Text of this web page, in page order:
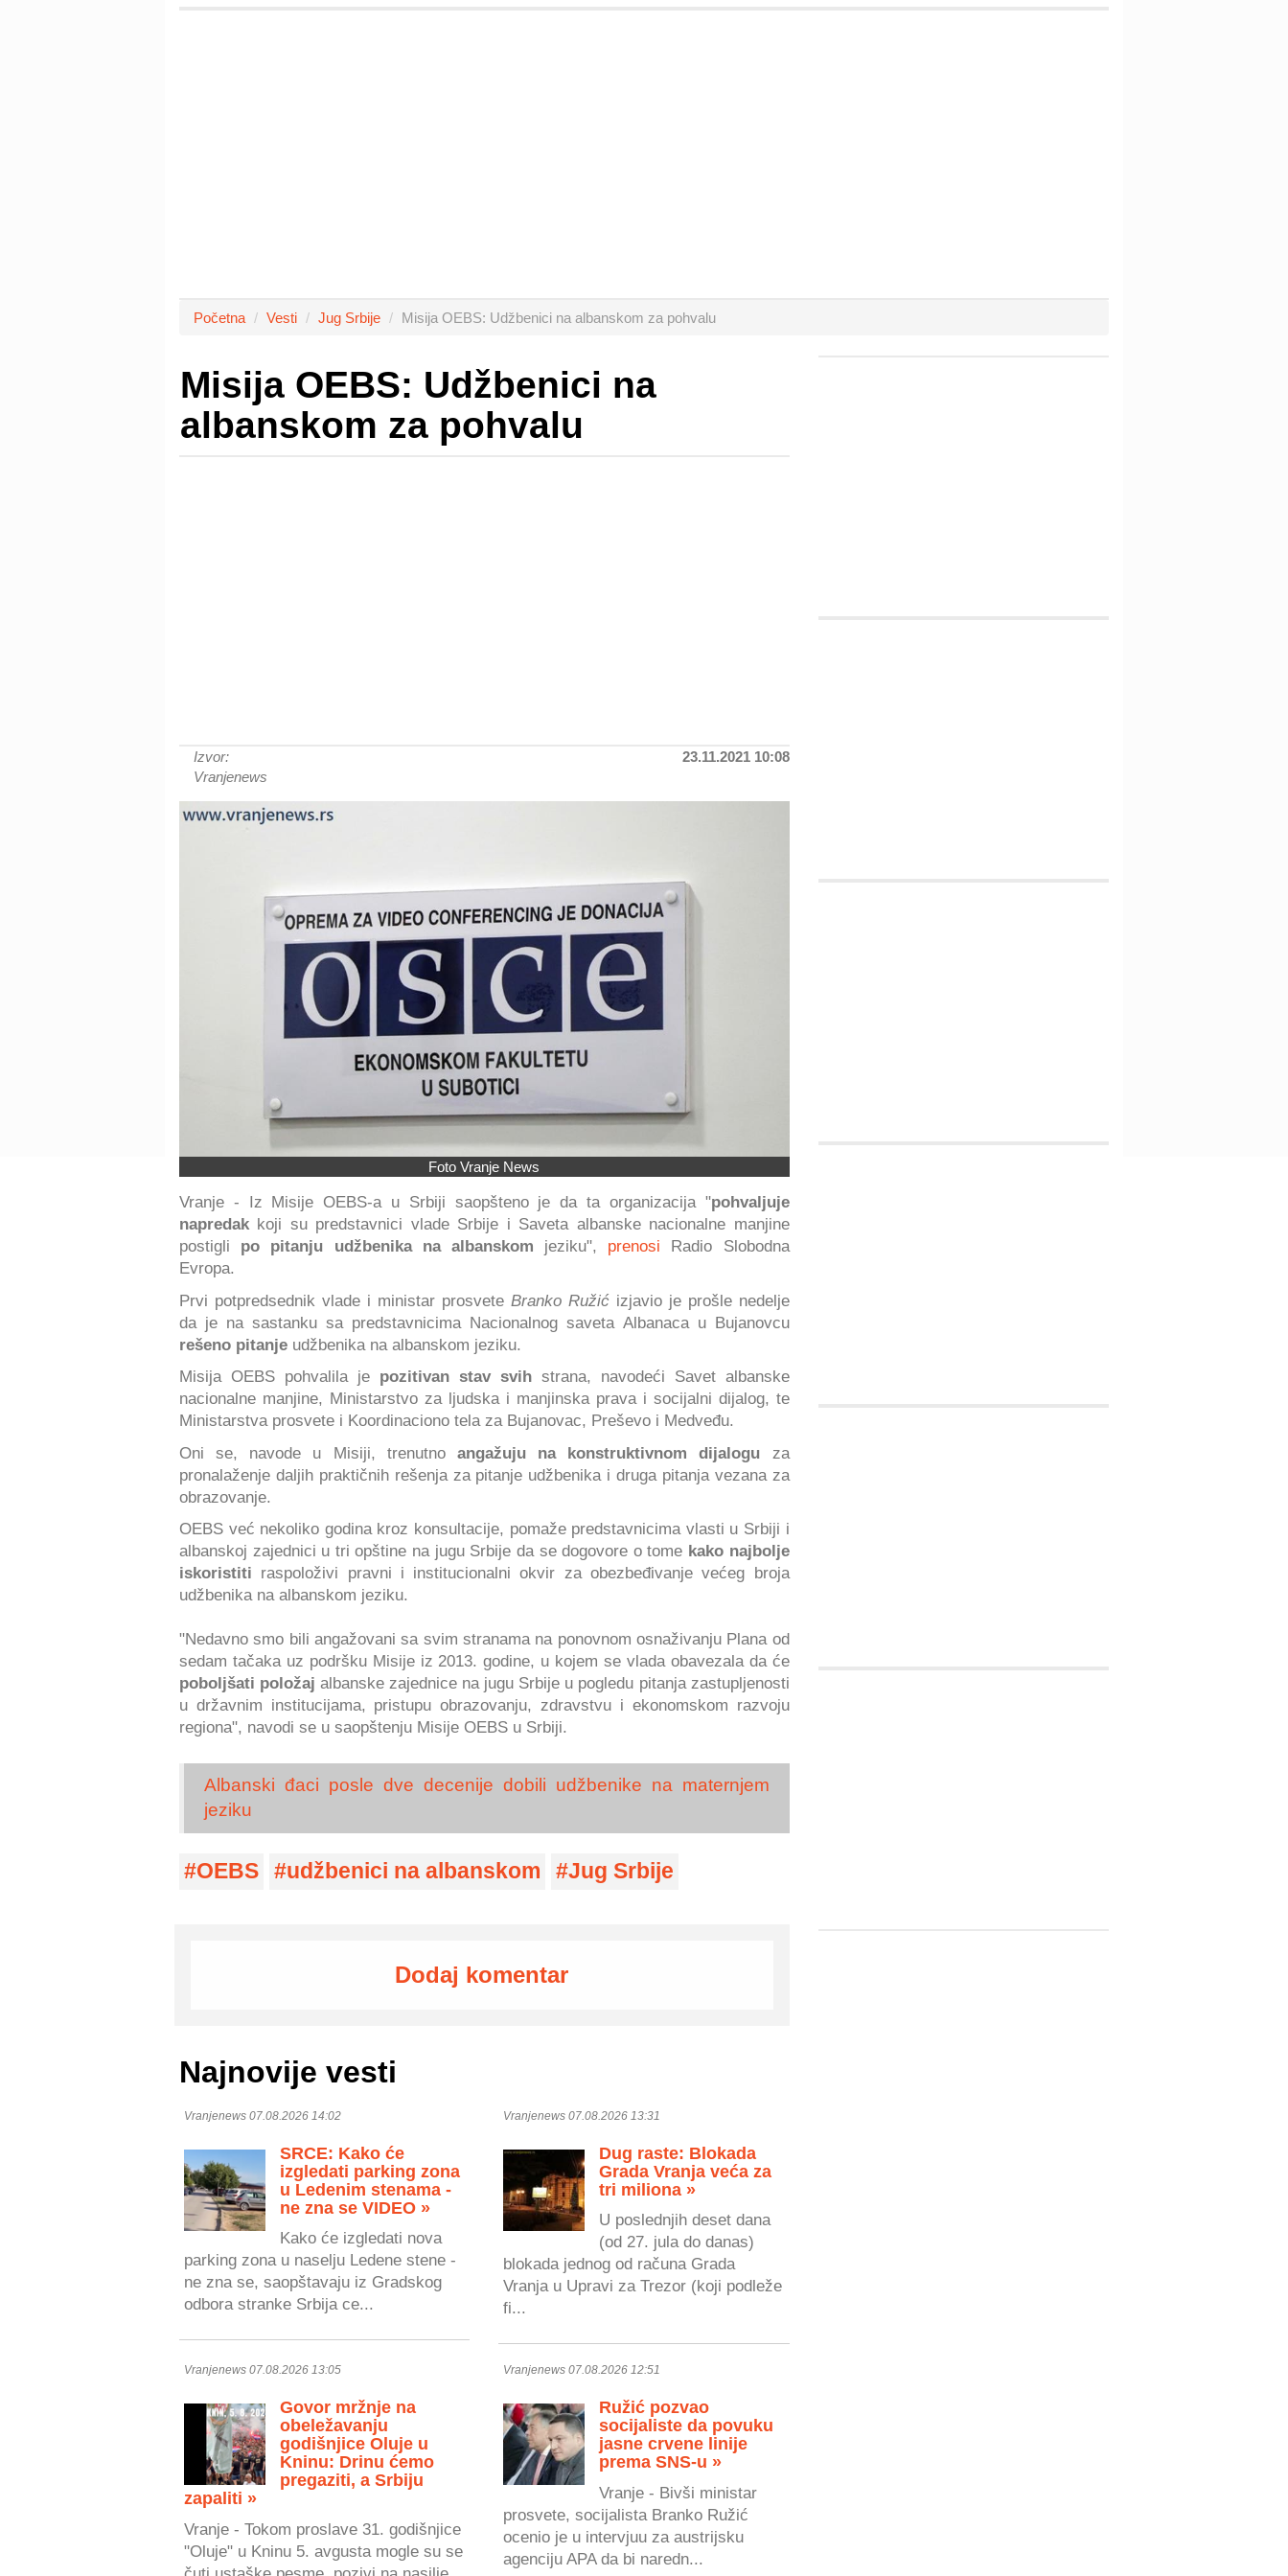
Početna Vesti Jug Srbije Misija OEBS: Udžbenici na albanskom za pohvalu
Misija OEBS: Udžbenici na
albanskom za pohvalu
Izvor:
Vranjenews
23.11.2021 10:08
Foto Vranje News
Vranje - Iz Misije OEBS-a u Srbiji saopšteno je da ta organizacija "pohvaljuje
napredak koji su predstavnici vlade Srbije i Saveta albanske nacionalne manjine
postigli po pitanju udžbenika na albanskom jeziku", prenosi Radio Slobodna
Evropa.
Prvi potpredsednik vlade i ministar prosveteBranko Ružićizjavio je prošle nedelje
da je na sastanku sa predstavnicima Nacionalnog saveta Albanaca u Bujanovcu
rešeno pitanje udžbenika na albanskom jeziku.
Misija OEBS pohvalila jepozitivan stav svihstrana, navodeći Savet albanske
nacionalne manjine, Ministarstvo za ljudska i manjinska prava i socijalni dijalog, te
Ministarstva prosvete i Koordinaciono tela za Bujanovac, Preševo i Medveđu.
Oni se, navode u Misiji, trenutno angažuju na konstruktivnom dijalogu za
pronalaženje daljih praktičnih rešenja za pitanje udžbenika i druga pitanja vezana za
obrazovanje.
OEBS već nekoliko godina kroz konsultacije, pomaže predstavnicima vlasti u Srbiji i
albanskoj zajednici u tri opštine na jugu Srbije da se dogovore o tome kako najbolje
iskoristiti raspoloživi pravni i institucionalni okvir za obezbeđivanje većeg broja
udžbenika na albanskom jeziku.
"Nedavno smo bili angažovani sa svim stranama na ponovnom osnaživanju Plana od
sedam tačaka uz podršku Misije iz 2013. godine, u kojem se vlada obavezala da će
poboljšati položaj albanske zajednice na jugu Srbije u pogledu pitanja zastupljenosti
u državnim institucijama, pristupu obrazovanju, zdravstvu i ekonomskom razvoju
regiona", navodi se u saopštenju Misije OEBS u Srbiji.
Albanski đaci posle dve decenije dobili udžbenike na maternjem
jeziku
OEBS udžbenici na albanskom Jug Srbije
Dodaj komentar
Najnovije vesti
Vranjenews 07.08.2026 14:02
SRCE: Kako će
izgledati parking zona
u Ledenim stenama -
ne zna se VIDEO »
Kako će izgledati nova
parking zona u naselju Ledene stene -
ne zna se, saopštavaju iz Gradskog
odbora stranke Srbija ce...
Vranjenews 07.08.2026 13:31
Dug raste: Blokada
Grada Vranja veća za
tri miliona »
U poslednjih deset dana
(od 27. jula do danas)
blokada jednog od računa Grada
Vranja u Upravi za Trezor (koji podleže
fi...
Vranjenews 07.08.2026 13:05
Govor mržnje na
obeležavanju
godišnjice Oluje u
Kninu: Drinu ćemo
pregaziti, a Srbiju
zapaliti »
Vranje - Tokom proslave 31. godišnjice
"Oluje" u Kninu 5. avgusta mogle su se
Vranjenews 07.08.2026 12:51
Ružić pozvao
socijaliste da povuku
jasne crvene linije
prema SNS-u »
Vranje - Bivši ministar
prosvete, socijalista Branko Ružić
ocenio je u intervjuu za austrijsku
agenciju APA da bi naredn...